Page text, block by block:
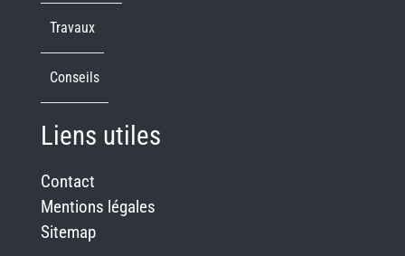
Travaux
Conseils
Liens utiles
Contact
Mentions légales
Sitemap